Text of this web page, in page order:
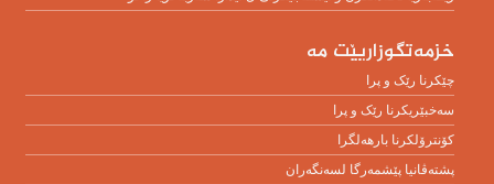
خزمەتگوزاریێت مە
چێکرنا رێک و پرا
سەخبێریکرنا رێک و پرا
کۆنترۆلکرنا بارهەلگرا
پشتەڤانیا پێشمەرگا لسەنگەران